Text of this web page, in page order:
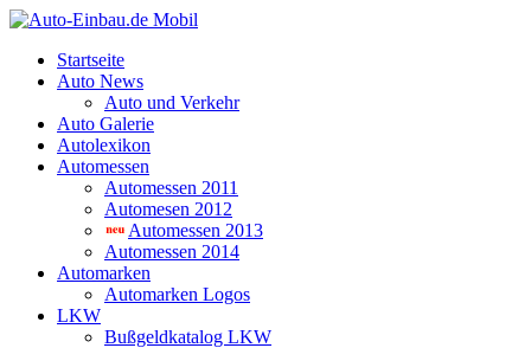
Startseite
Auto News
Auto und Verkehr
Auto Galerie
Autolexikon
Automessen
Automessen 2011
Automesen 2012
Automessen 2013
Automessen 2014
Automarken
Automarken Logos
LKW
Bußgeldkatalog LKW